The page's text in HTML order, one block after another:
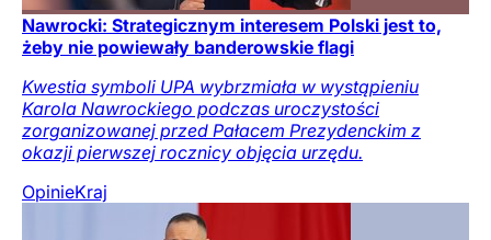
Nawrocki: Strategicznym interesem Polski jest to,
żeby nie powiewały banderowskie flagi
Kwestia symboli UPA wybrzmiała w wystąpieniu
Karola Nawrockiego podczas uroczystości
zorganizowanej przed Pałacem Prezydenckim z
okazji pierwszej rocznicy objęcia urzędu.
OpinieKraj